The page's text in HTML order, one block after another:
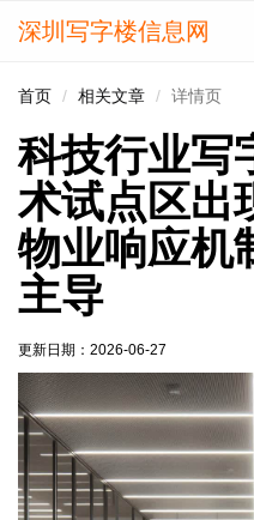
深圳写字楼信息网
首页 相关文章 详情页
科技行业写
术试点区出
物业响应机
主导
更新日期： 2026-06-27